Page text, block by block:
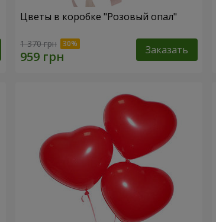
Цветы в коробке "Розовый опал"
1 370 грн Заказать